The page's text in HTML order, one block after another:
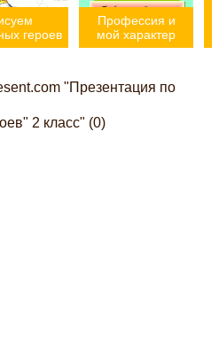
героев
Профессия и
мой характер
"Презентация по
2 класс" (0)